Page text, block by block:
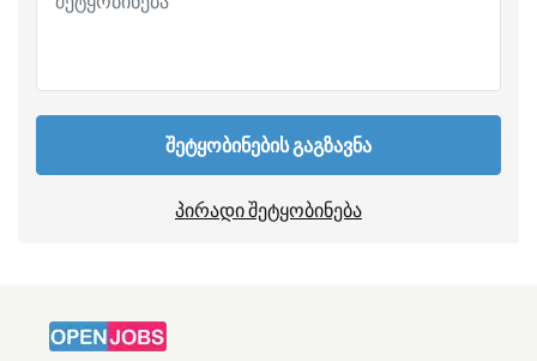
შეტყობინების გაგზავნა
პირადი შეტყობინება